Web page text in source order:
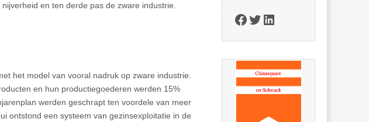
en ten derde pas de zware industrie.
het model van vooral nadruk op zware industrie.
en hun productiegoederen werden 15%
werden geschrapt ten voordele van meer
ontstond een systeem van gezinsexploitatie in de
Facebook
Twitter
LinkedIn